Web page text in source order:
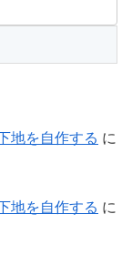
地を自作する に
地を自作する に